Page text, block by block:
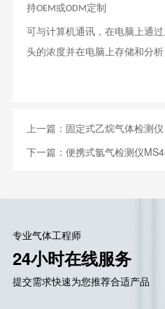
持OEM或ODM定制
可与计算机通讯，在电脑上通
头的浓度并在电脑上存储和分析
上一篇： 固定式乙烷气体检测
下一篇： 便携式氩气检测仪
专业气体工程师
24小时在线服务
提交需求快速为您推荐合适产品